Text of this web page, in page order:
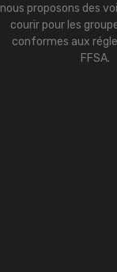
nous proposons des
courir pour les
conformes aux
FFSA.